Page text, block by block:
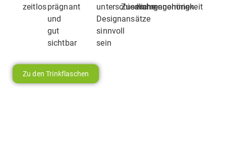
zeitlosprägnant
und
gut
sichtbar
unterschiedliche
Designansätze
sinnvoll
sein
Zusammengehörigkeit
wahrgenommen.
Zu den Trinkflaschen